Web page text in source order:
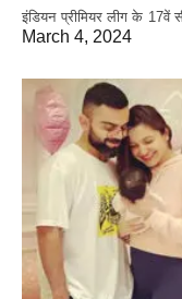
इंडियन प्रीमियर लीग के 17वें
March 4, 2024